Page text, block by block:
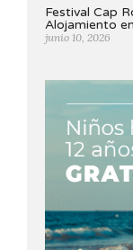
Festival Cap
Alojamiento
junio 10, 2026